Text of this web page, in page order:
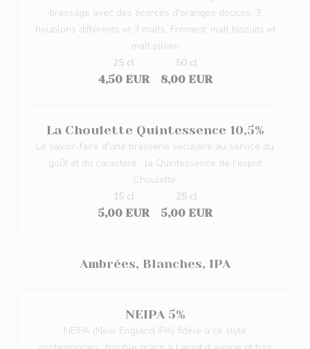
brassage avec des écorces d'oranges douces. 3
houblons différents et 3 malts. Froment, malt biscuits et
malt pilsen
4,50 EUR
25 cl
8,00 EUR
50 cl
La Choulette Quintessence 10,5%
Le savoir-faire d'une brasserie séculaire au service du
goût et du caractère : la Quintessence de l'esprit
Choulette.
5,00 EUR
15 cl
5,00 EUR
25 cl
Ambrées, Blanches, IPA
NEIPA 5%
NEIPA (New England IPA) fidèle à ce style